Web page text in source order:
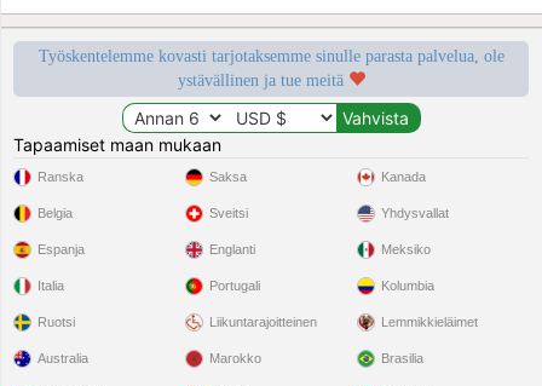
Työskentelemme kovasti tarjotaksemme sinulle parasta palvelua, ole
ystävällinen ja tue meitä
Tapaamiset maan mukaan
Ranska
Belgia
Espanja
Italia
Ruotsi
Saksa
Sveitsi
Englanti
Portugali
Liikuntarajoitteinen
Kanada
Yhdysvallat
Meksiko
Kolumbia
Lemmikkieläimet
Australia Marokko Brasilia